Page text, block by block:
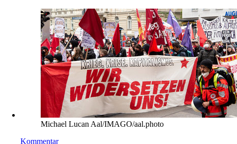
Michael Lucan Aal/IMAGO/aal.photo
Kommentar